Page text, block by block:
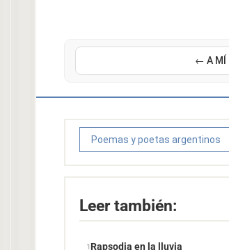
← A MÍ
Poemas y poetas argentinos
Leer también:
Rapsodia en la lluvia